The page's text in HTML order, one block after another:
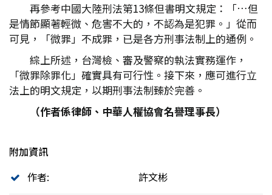
再參考中國大陸刑法第13條但書明文規定：「…但
是情節顯著輕微、危害不大的，不認為是犯罪。」從而
可見，「微罪」不成罪，已是各方刑事法制上的通例。
綜上所述，台灣檢、審及警察的執法實務運作，
「微罪除罪化」確實具有可行性。接下來，應可進行立
法上的明文規定，以期刑事法制臻於完善。
（作者係律師、中華人權協會名譽理事長）
附加資訊
作者:
許文彬